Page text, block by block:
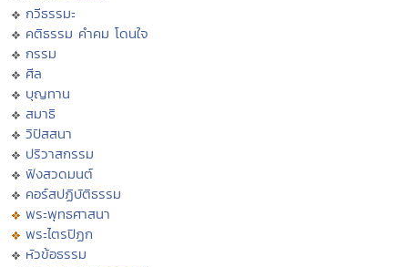
กวีธรรมะ
คติธรรม คำคม โดนใจ
กรรม
ศีล
บุญทาน
สมาธิ
วิปัสสนา
ปริวาสกรรม
ฟังสวดมนต์
คอร์สปฏิบัติธรรม
พระพุทธศาสนา
พระไตรปิฏก
หัวข้อธรรม